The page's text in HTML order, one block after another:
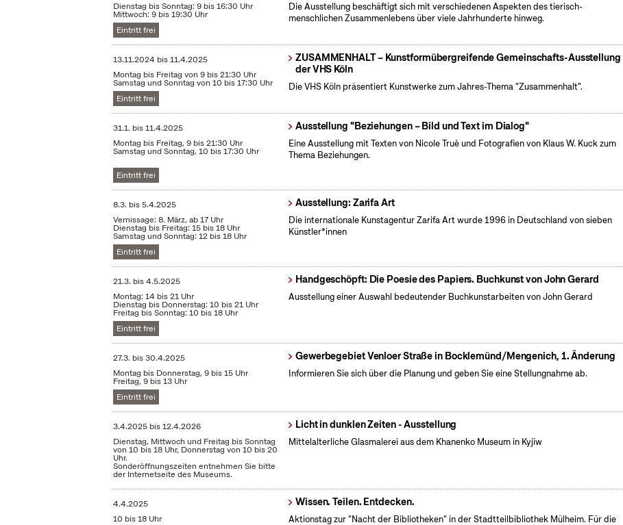
Dienstag bis Sonntag: 9 bis 16:30 Uhr
Mittwoch: 9 bis 19:30 Uhr
Eintritt frei
Die Ausstellung beschäftigt sich mit verschiedenen Aspekten des tierisch-
menschlichen Zusammenlebens über viele Jahrhunderte hinweg.
13.11.2024 bis11.4.2025
Montag bis Freitag von 9 bis 21:30 Uhr
Samstag und Sonntag von 10 bis 17:30 Uhr
Eintritt frei
ZUSAMMENHALT – Kunstformübergreifende Gemeinschafts-Ausstellung
der VHS Köln
Die VHS Köln präsentiert Kunstwerke zum Jahres-Thema "Zusammenhalt".
31.1. bis11.4.2025
Montag bis Freitag, 9 bis 21:30 Uhr
Samstag und Sonntag, 10 bis 17:30 Uhr
Eintritt frei
Ausstellung "Beziehungen – Bild und Text im Dialog"
Eine Ausstellung mit Texten von Nicole Truè und Fotografien von Klaus W. Kuck zum
Thema Beziehungen.
8.3. bis5.4.2025
Vernissage: 8. März, ab 17 Uhr
Dienstag bis Freitag: 15 bis 18 Uhr
Samstag und Sonntag: 12 bis 18 Uhr
Eintritt frei
Ausstellung: Zarifa Art
Die internationale Kunstagentur Zarifa Art wurde 1996 in Deutschland von sieben
Künstler*innen
21.3. bis4.5.2025
Montag: 14 bis 21 Uhr
Dienstag bis Donnerstag: 10 bis 21 Uhr
Freitag bis Sonntag: 10 bis 18 Uhr
Eintritt frei
Handgeschöpft: Die Poesie des Papiers. Buchkunst von John Gerard
Ausstellung einer Auswahl bedeutender Buchkunstarbeiten von John Gerard
27.3. bis30.4.2025
Montag bis Donnerstag, 9 bis 15 Uhr
Freitag, 9 bis 13 Uhr
Eintritt frei
Gewerbegebiet Venloer Straße in Bocklemünd/Mengenich, 1. Änderung
Informieren Sie sich über die Planung und geben Sie eine Stellungnahme ab.
3.4.2025 bis12.4.2026
Dienstag, Mittwoch und Freitag bis Sonntag
von 10 bis 18 Uhr, Donnerstag von 10 bis 20
Uhr.
Sonderöffnungszeiten entnehmen Sie bitte
der Internetseite des Museums.
Licht in dunklen Zeiten - Ausstellung
Mittelalterliche Glasmalerei aus dem Khanenko Museum in Kyjiw
4.4.2025
10 bis 18 Uhr
Wissen. Teilen. Entdecken.
Aktionstag zur "Nacht der Bibliotheken" in der Stadtteilbibliothek Mülheim. Für die